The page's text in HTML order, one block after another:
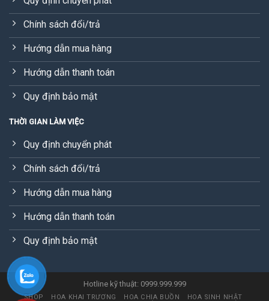
Chính sách đổi/trả
Hướng dẫn mua hàng
Hướng dẫn thanh toán
Quy định bảo mật
THỜI GIAN LÀM VIỆC
Quy định chuyển phát
Chính sách đổi/trả
Hướng dẫn mua hàng
Hướng dẫn thanh toán
Quy định bảo mật
Hotline kỹ thuật: 0999.999.999
SHOP HOA KHAI TRƯƠNG HOA CHIA BUỒN
HOA SINH NHẬT